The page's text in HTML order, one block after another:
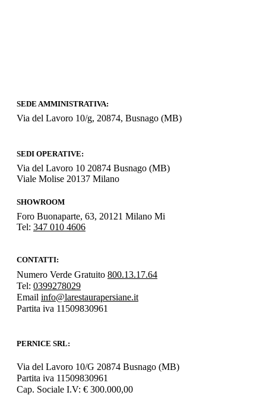
SEDE AMMINISTRATIVA:
Via del Lavoro 10/g, 20874, Busnago (MB)
SEDI OPERATIVE:
Via del Lavoro 10 20874 Busnago (MB)
Viale Molise 20137 Milano
SHOWROOM
Foro Buonaparte, 63, 20121 Milano Mi
Tel: 347 010 4606
CONTATTI:
Numero Verde Gratuito 800.13.17.64
Tel: 0399278029
Email info@larestaurapersiane.it
Partita iva 11509830961
PERNICE SRL:
Via del Lavoro 10/G 20874 Busnago (MB)
Partita iva 11509830961
Cap. Sociale I.V: € 300.000,00